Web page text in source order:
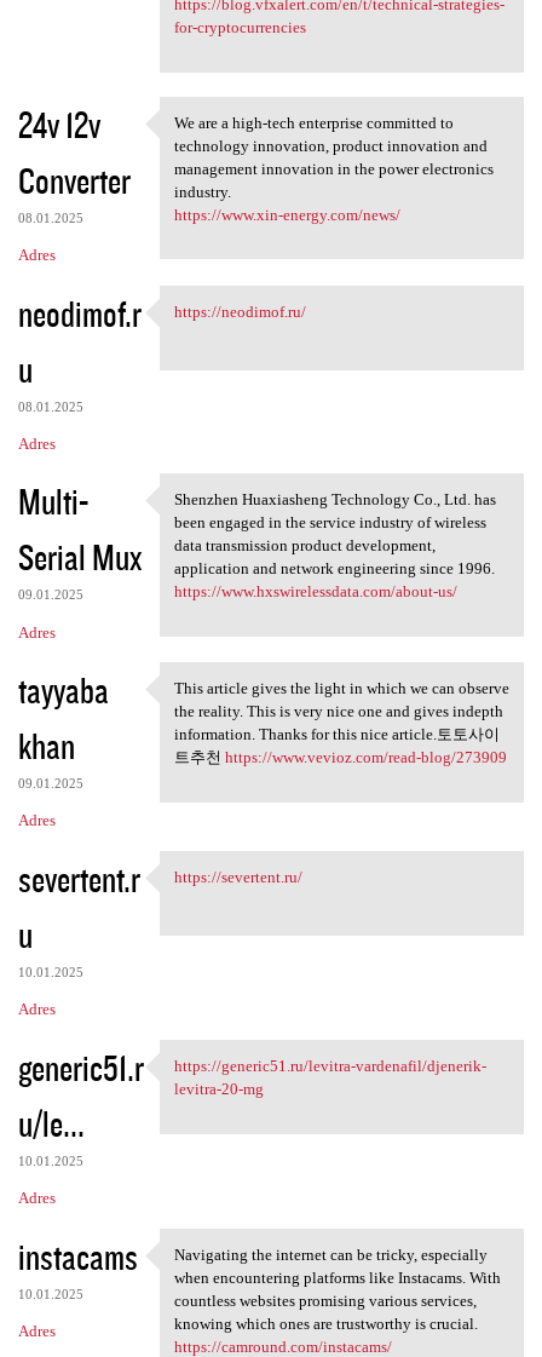
https://blog.vfxalert.com/en/t/technical-strategies-
for-cryptocurrencies
24v 12v
Converter
08.01.2025
Adres
We are a high-tech enterprise
We are a high-tech enterprise committed to
technology innovation, product innovation and
management innovation in the power electronics
industry.
https://www.xin-energy.com/news/
neodimof.r
u
08.01.2025
Adres
https://neodimof.ru/
https://neodimof.ru/
Multi-
Serial Mux
09.01.2025
Adres
Shenzhen Huaxiasheng
Shenzhen Huaxiasheng Technology Co., Ltd. has
been engaged in the service industry of wireless
data transmission product development,
application and network engineering since 1996.
https://www.hxswirelessdata.com/about-us/
tayyaba
khan
09.01.2025
Adres
This article gives the light
This article gives the light in which we can observe
the reality. This is very nice one and gives indepth
information. Thanks for this nice article.토토사이
트추천 https://www.vevioz.com/read-blog/273909
severtent.r
u
10.01.2025
Adres
https://severtent.ru/
https://severtent.ru/
generic51.r
u/le...
10.01.2025
Adres
https://generic51.ru/levitra
https://generic51.ru/levitra-vardenafil/djenerik-
levitra-20-mg
instacams
10.01.2025
Adres
Navigating the internet can
Navigating the internet can be tricky, especially
when encountering platforms like Instacams. With
countless websites promising various services,
knowing which ones are trustworthy is crucial.
https://camround.com/instacams/